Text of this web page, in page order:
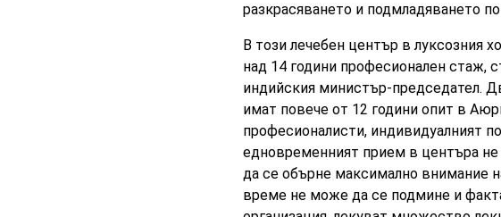
разкрасяването и подмладяването
В този лечебен център в луксозния
над 14 години професионален стаж,
индийския министър-председател.
имат повече от 12 години опит в
професионалисти, индивидуалният
едновременният прием в центъра
да се обърне максимално внимание
време не може да се подмине и